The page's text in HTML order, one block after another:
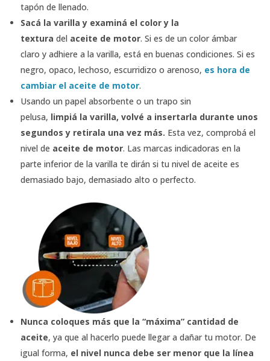
tapón de llenado.
Sacá la varilla y examiná el color y la
textura del aceite de motor. Si es de un color ámbar
claro y adhiere a la varilla, está en buenas condiciones. Si es
negro, opaco, lechoso, escurridizo o arenoso, es hora de
cambiar el aceite de motor.
Usando un papel absorbente o un trapo sin
pelusa, limpiá la varilla, volvé a insertarla durante unos
segundos y retirala una vez más. Esta vez, comprobá el
nivel de aceite de motor. Las marcas indicadoras en la
parte inferior de la varilla te dirán si tu nivel de aceite es
demasiado bajo, demasiado alto o perfecto.
Nunca coloques más que la “máxima” cantidad de
aceite, ya que al hacerlo puede llegar a dañar tu motor. De
igual forma, el nivel nunca debe ser menor que la línea